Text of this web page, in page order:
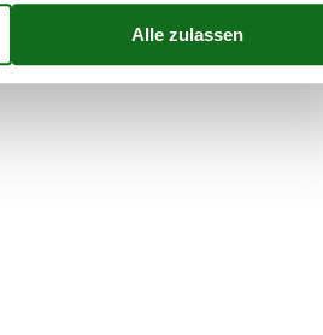
Diese Region ist einfach